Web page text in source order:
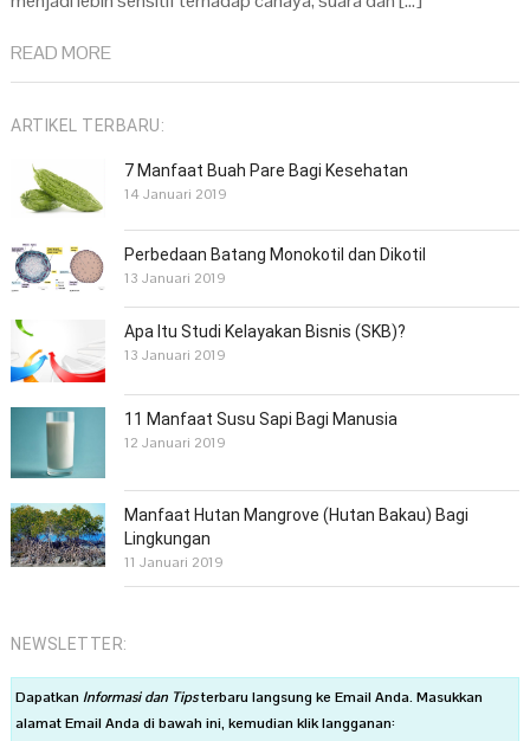
READ MORE
ARTIKEL TERBARU:
7 Manfaat Buah Pare Bagi Kesehatan
14 Januari 2019
Perbedaan Batang Monokotil dan Dikotil
13 Januari 2019
Apa Itu Studi Kelayakan Bisnis (SKB)?
13 Januari 2019
11 Manfaat Susu Sapi Bagi Manusia
12 Januari 2019
Manfaat Hutan Mangrove (Hutan Bakau) Bagi
Lingkungan
11 Januari 2019
NEWSLETTER:
DapatkanInformasi dan Tipsterbaru langsung ke Email Anda. Masukkan
alamat Email Anda di bawah ini, kemudian klik langganan: